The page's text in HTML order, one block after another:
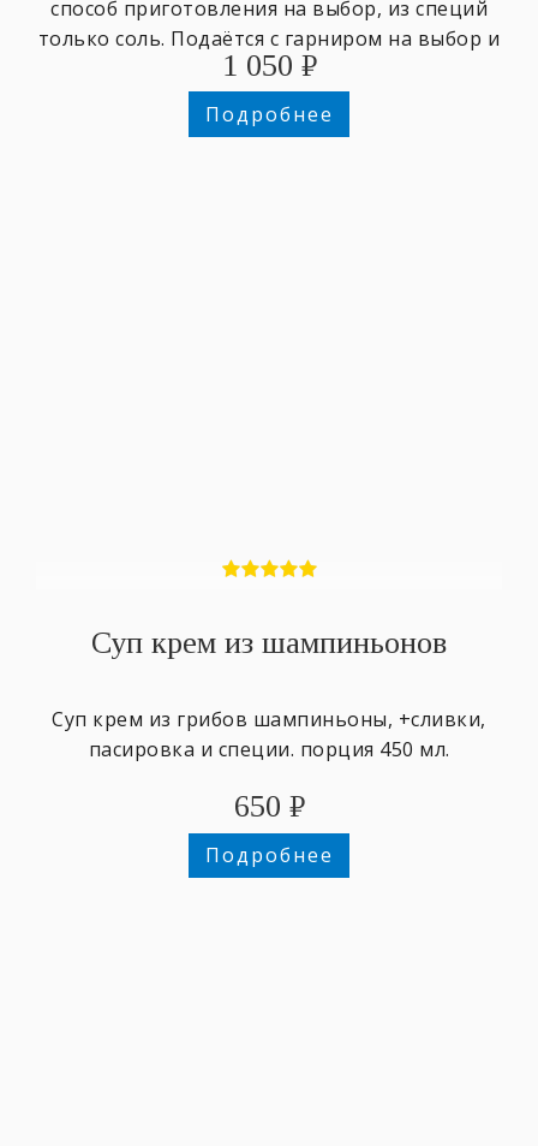
способ приготовления на выбор, из специй
только соль. Подаётся с гарниром на выбор и
зеленью.
1 050 ₽
Подробнее
Суп крем из шампиньонов
Суп крем из грибов шампиньоны, +сливки,
пасировка и специи. порция 450 мл.
650 ₽
Подробнее